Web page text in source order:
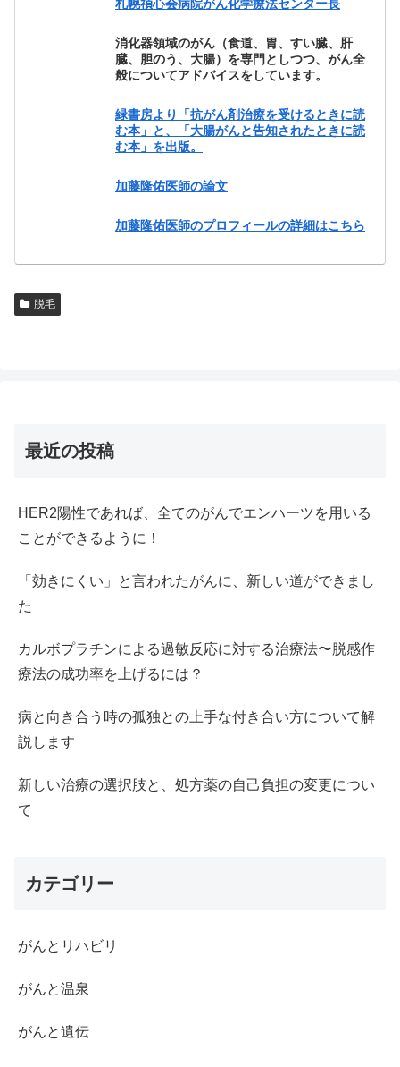
札幌禎心会病院がん化学療法センター長
消化器領域のがん（食道、胃、すい臓、肝
臓、胆のう、大腸）を専門としつつ、がん全
般についてアドバイスをしています。
緑書房より「抗がん剤治療を受けるときに読
む本」と、「大腸がんと告知されたときに読
む本」を出版。
加藤隆佑医師の論文
加藤隆佑医師のプロフィールの詳細はこちら
脱毛
最近の投稿
HER2陽性であれば、全てのがんでエンハーツを用いる
ことができるように！
「効きにくい」と言われたがんに、新しい道ができまし
た
カルボプラチンによる過敏反応に対する治療法〜脱感作
療法の成功率を上げるには？
病と向き合う時の孤独との上手な付き合い方について解
説します
新しい治療の選択肢と、処方薬の自己負担の変更につい
て
カテゴリー
がんとリハビリ
がんと温泉
がんと遺伝